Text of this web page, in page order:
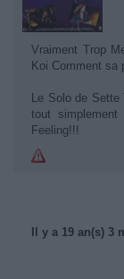
Vraiment Trop
Koi Comment sa
Le Solo de Sette
tout
Feeling!!!
Il y a 19 an(s) 3